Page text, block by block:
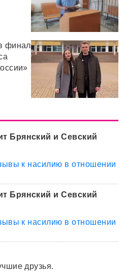
финал
Брянский и Севский
к насилию в отношении
Брянский и Севский
к насилию в отношении
друзья.